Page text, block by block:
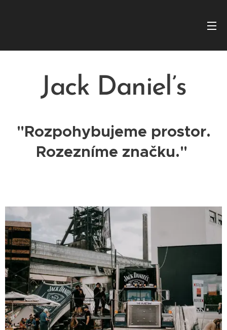
Jack Daniel’s
"Rozpohybujeme prostor.
Rozezníme značku."